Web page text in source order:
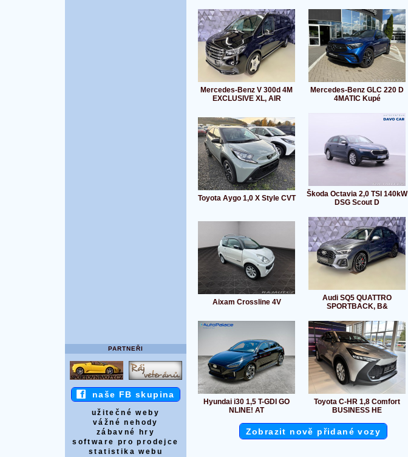
PARTNEŘI
naše FB skupina
užitečné weby
vážné nehody
zábavné hry
software pro prodejce
statistika webu
Mercedes-Benz V 300d 4M
EXCLUSIVE XL, AIR
Mercedes-Benz GLC 220 D
4MATIC Kupé
Toyota Aygo 1,0 X Style CVT
Škoda Octavia 2,0 TSI 140kW
DSG Scout D
Aixam Crossline 4V
Audi SQ5 QUATTRO
SPORTBACK, B&
Hyundai i30 1,5 T-GDI GO
NLINE! AT
Toyota C-HR 1,8 Comfort
BUSINESS HE
Zobrazit nově přidané vozy